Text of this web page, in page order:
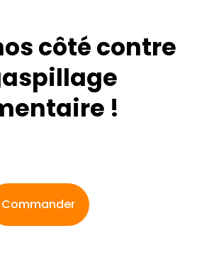
côté contre
!
Commander